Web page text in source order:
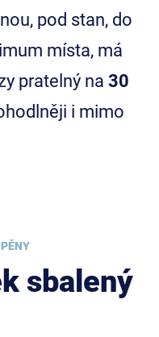
pod stan, do
místa, má
pratelný na 30
i mimo
sbalený